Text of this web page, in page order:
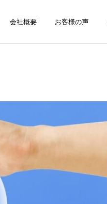
会社概要 お客様の声